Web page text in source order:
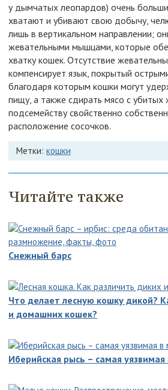
у дымчатых леопардов) очень
хватают и убивают свою добычу,
лишь в вертикальном направлении;
жевательными мышцами, которые
хватку кошек. Отсутствие
компенсирует язык, покрытый
благодаря которым кошки могут
пищу, а также сдирать мясо с
подсемейству свойственно
расположение сосочков.
Метки: кошки
Читайте также
Снежный барс
Что делает лесную кошку дикой?
и домашних кошек?
Иберийская рысь – самая